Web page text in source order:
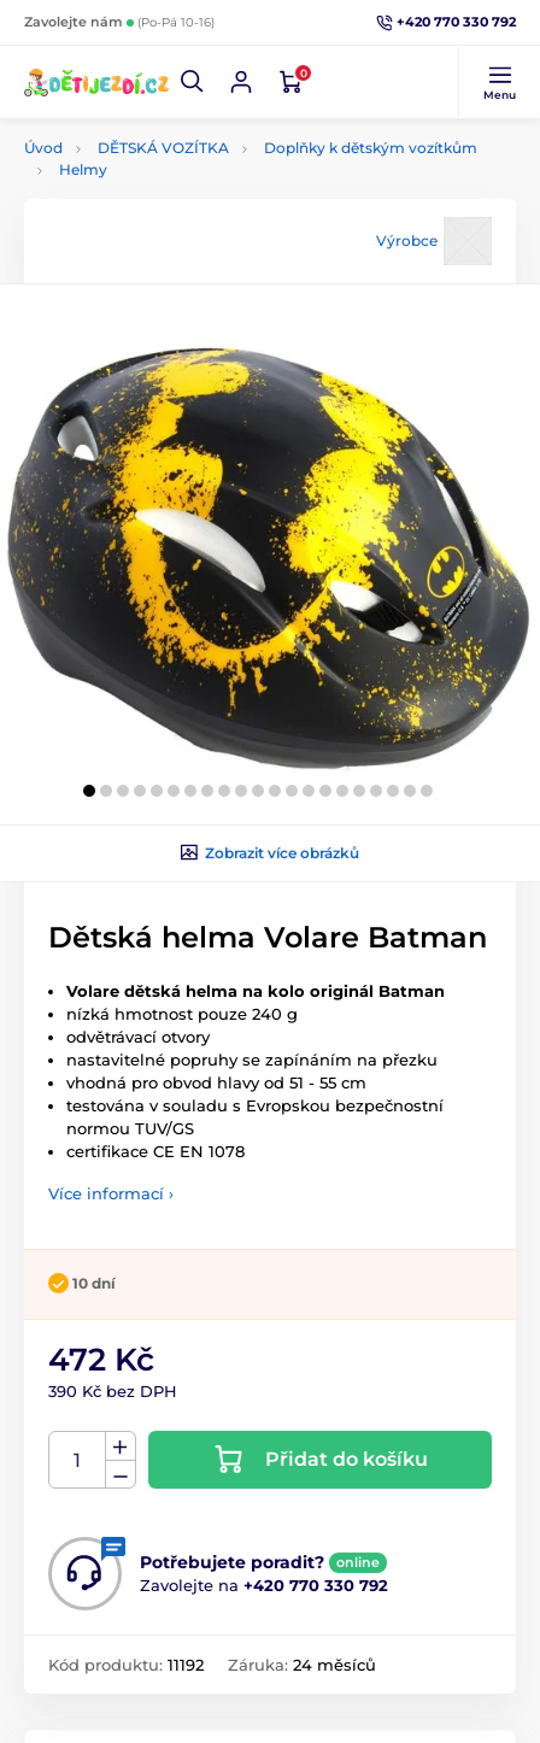
Zavolejte nám (Po-Pá 10-16) +420 770 330 792
0
Menu
Úvod DĚTSKÁ VOZÍTKA
Doplňky k dětským vozítkům
Helmy
Výrobce
Zobrazit více obrázků
Dětská helma Volare Batman
Volare dětská helma na kolo originál Batman
nízká hmotnost pouze 240 g
odvětrávací otvory
nastavitelné popruhy se zapínáním na přezku
vhodná pro obvod hlavy od 51 - 55 cm
testována v souladu s Evropskou bezpečnostní
normou TUV/GS
certifikace CE EN 1078
Více informací ›
10 dní
472 Kč
390 Kč bez DPH
Přidat do košíku
Potřebujete poradit? online
Zavolejte na +420 770 330 792
Kód produktu: 11192 Záruka: 24 měsíců